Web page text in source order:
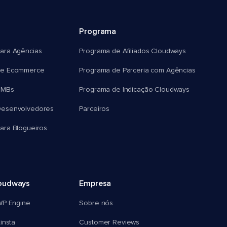
Agências
Ecommerce
Blogueiros
Programa
Programa de Afiliados Cloudways
Programa de Parceria com Agências
Programa de Indicação Cloudways
Parceiros
Engine
Empresa
Sobre nós
Customer Reviews